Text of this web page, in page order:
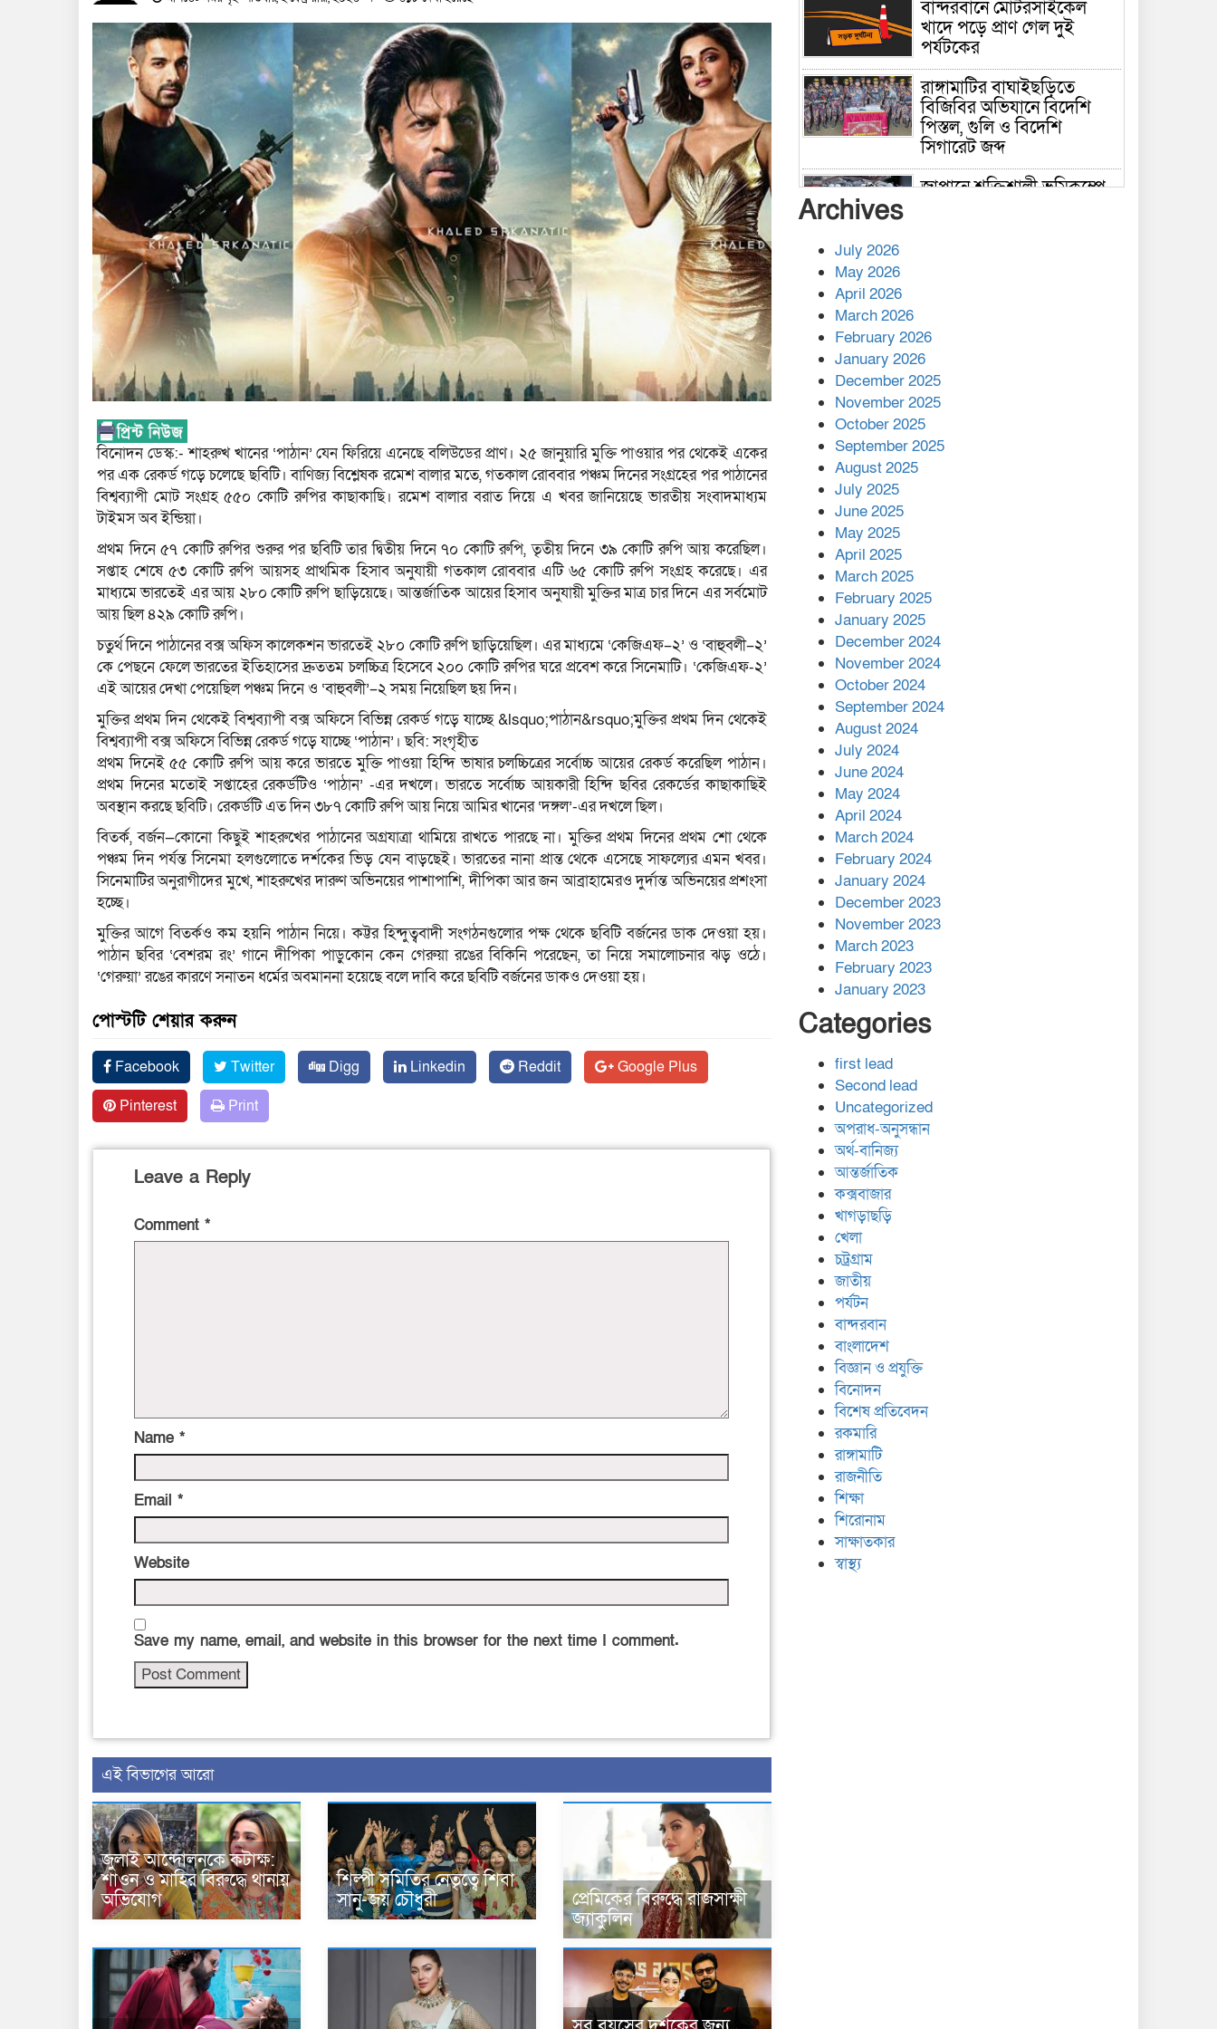
বিনোদন ডেস্ক:- শাহরুখ খানের ‘পাঠান’ যেন ফিরিয়ে এনেছে বলিউডের প্রাণ। ২৫ জানুয়ারি মুক্তি পাওয়ার পর থেকেই একের
পর এক রেকর্ড গড়ে চলেছে ছবিটি। বাণিজ্য বিশ্লেষক রমেশ বালার মতে, গতকাল রোববার পঞ্চম দিনের সংগ্রহের পর পাঠানের
বিশ্বব্যাপী মোট সংগ্রহ ৫৫০ কোটি রুপির কাছাকাছি। রমেশ বালার বরাত দিয়ে এ খবর জানিয়েছে ভারতীয় সংবাদমাধ্যম
টাইমস অব ইন্ডিয়া।
প্রথম দিনে ৫৭ কোটি রুপির শুরুর পর ছবিটি তার দ্বিতীয় দিনে ৭০ কোটি রুপি, তৃতীয় দিনে ৩৯ কোটি রুপি আয় করেছিল।
সপ্তাহ শেষে ৫৩ কোটি রুপি আয়সহ প্রাথমিক হিসাব অনুযায়ী গতকাল রোববার এটি ৬৫ কোটি রুপি সংগ্রহ করেছে। এর
মাধ্যমে ভারতেই এর আয় ২৮০ কোটি রুপি ছাড়িয়েছে। আন্তর্জাতিক আয়ের হিসাব অনুযায়ী মুক্তির মাত্র চার দিনে এর সর্বমোট
আয় ছিল ৪২৯ কোটি রুপি।
চতুর্থ দিনে পাঠানের বক্স অফিস কালেকশন ভারতেই ২৮০ কোটি রুপি ছাড়িয়েছিল। এর মাধ্যমে ‘কেজিএফ–২’ ও ‘বাহুবলী–২’
কে পেছনে ফেলে ভারতের ইতিহাসের দ্রুততম চলচ্চিত্র হিসেবে ২০০ কোটি রুপির ঘরে প্রবেশ করে সিনেমাটি। ‘কেজিএফ-২’
এই আয়ের দেখা পেয়েছিল পঞ্চম দিনে ও ‘বাহুবলী’–২ সময় নিয়েছিল ছয় দিন।
মুক্তির প্রথম দিন থেকেই বিশ্বব্যাপী বক্স অফিসে বিভিন্ন রেকর্ড গড়ে যাচ্ছে &lsquo;পাঠান&rsquo;মুক্তির প্রথম দিন থেকেই
বিশ্বব্যাপী বক্স অফিসে বিভিন্ন রেকর্ড গড়ে যাচ্ছে ‘পাঠান’। ছবি: সংগৃহীত
প্রথম দিনেই ৫৫ কোটি রুপি আয় করে ভারতে মুক্তি পাওয়া হিন্দি ভাষার চলচ্চিত্রের সর্বোচ্চ আয়ের রেকর্ড করেছিল পাঠান।
প্রথম দিনের মতোই সপ্তাহের রেকর্ডটিও ‘পাঠান’ -এর দখলে। ভারতে সর্বোচ্চ আয়কারী হিন্দি ছবির রেকর্ডের কাছাকাছিই
অবস্থান করছে ছবিটি। রেকর্ডটি এত দিন ৩৮৭ কোটি রুপি আয় নিয়ে আমির খানের ‘দঙ্গল’-এর দখলে ছিল।
বিতর্ক, বর্জন—কোনো কিছুই শাহরুখের পাঠানের অগ্রযাত্রা থামিয়ে রাখতে পারছে না। মুক্তির প্রথম দিনের প্রথম শো থেকে
পঞ্চম দিন পর্যন্ত সিনেমা হলগুলোতে দর্শকের ভিড় যেন বাড়ছেই। ভারতের নানা প্রান্ত থেকে এসেছে সাফল্যের এমন খবর।
সিনেমাটির অনুরাগীদের মুখে, শাহরুখের দারুণ অভিনয়ের পাশাপাশি, দীপিকা আর জন আব্রাহামেরও দুর্দান্ত অভিনয়ের প্রশংসা
হচ্ছে।
মুক্তির আগে বিতর্কও কম হয়নি পাঠান নিয়ে। কট্টর হিন্দুত্ববাদী সংগঠনগুলোর পক্ষ থেকে ছবিটি বর্জনের ডাক দেওয়া হয়।
পাঠান ছবির ‘বেশরম রং’ গানে দীপিকা পাড়ুকোন কেন গেরুয়া রঙের বিকিনি পরেছেন, তা নিয়ে সমালোচনার ঝড় ওঠে।
‘গেরুয়া’ রঙের কারণে সনাতন ধর্মের অবমাননা হয়েছে বলে দাবি করে ছবিটি বর্জনের ডাকও দেওয়া হয়।
পোস্টটি শেয়ার করুন
Facebook Twitter Digg Linkedin Reddit
Google Plus
Pinterest
Print
Leave a Reply
Comment *
Name *
Email *
Website
Save my name, email, and website in this browser for the next time I comment.
এই বিভাগের আরো
জুলাই আন্দোলনকে কটাক্ষ:
শাওন ও মাহির বিরুদ্ধে থানায়
অভিযোগ
শিল্পী সমিতির নেতৃত্বে শিবা
সানু-জয় চৌধুরী
প্রেমিকের বিরুদ্ধে রাজসাক্ষী
জ্যাকুলিন
বান্দরবানে মোটরসাইকেল
খাদে পড়ে প্রাণ গেল দুই
পর্যটকের
রাঙ্গামাটির বাঘাইছড়িতে
বিজিবির অভিযানে বিদেশি
পিস্তল, গুলি ও বিদেশি
সিগারেট জব্দ
জাপানে শক্তিশালী ভূমিকম্পে
কাপ্তাই প্রেস ক্লাবের সভাপতি
মাহফুজ, সম্পাদক রিপন মারমা
নির্বাচিত
মালয়েশিয়ার প্রধানমন্ত্রীকে চিঠি
দেয়ার পর ফোন তারেক
রহমানের,গ্যাস সঙ্কট
মোকাবিলায় সহায়তার আশ্বাস
এক বিলিয়ন ডলার বিনিয়োগ
হবে আনোয়ারায়
বান্দরবানে বন্যায় ক্ষতিগ্রস্তদের
মাঝে সহায়তা দিলেন সাচিং প্রু
জেরী
Archives
July 2026
May 2026
April 2026
March 2026
February 2026
January 2026
December 2025
November 2025
October 2025
September 2025
August 2025
July 2025
June 2025
May 2025
April 2025
March 2025
February 2025
January 2025
December 2024
November 2024
October 2024
September 2024
August 2024
July 2024
June 2024
May 2024
April 2024
March 2024
February 2024
January 2024
December 2023
November 2023
March 2023
February 2023
January 2023
Categories
first lead
Second lead
Uncategorized
অপরাধ-অনুসন্ধান
অর্থ-বানিজ্য
আন্তর্জাতিক
কক্সবাজার
খাগড়াছড়ি
খেলা
চট্রগ্রাম
জাতীয়
পর্যটন
বান্দরবান
বাংলাদেশ
বিজ্ঞান ও প্রযুক্তি
বিনোদন
বিশেষ প্রতিবেদন
রকমারি
রাঙ্গামাটি
রাজনীতি
শিক্ষা
শিরোনাম
সাক্ষাতকার
স্বাস্থ্য